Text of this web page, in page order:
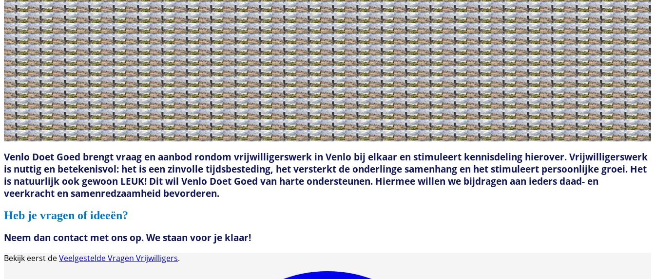
Venlo Doet Goed brengt vraag en aanbod rondom vrijwilligerswerk in Venlo bij elkaar en stimuleert kennisdeling hierover. Vrijwilligerswerk
is nuttig en betekenisvol: het is een zinvolle tijdsbesteding, het versterkt de onderlinge samenhang en het stimuleert persoonlijke groei. Het
is natuurlijk ook gewoon LEUK! Dit wil Venlo Doet Goed van harte ondersteunen. Hiermee willen we bijdragen aan ieders daad- en
veerkracht en samenredzaamheid bevorderen.
Heb je vragen of ideeën?
Neem dan contact met ons op. We staan voor je klaar!
Bekijk eerst deVeelgestelde Vragen Vrijwilligers.